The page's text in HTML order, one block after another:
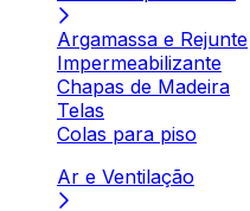
Argamassa e Rejunte
Impermeabilizante
Chapas de Madeira
Telas
Colas para piso
Ar e Ventilação